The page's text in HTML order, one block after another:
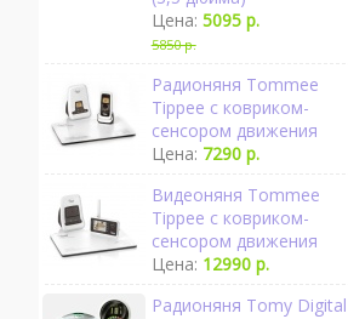
Цена: 5095 р.
5850 р.
Радионяня Tommee
Tippee с ковриком-
сенсором движения
Цена: 7290 р.
Видеоняня Tommee
Tippee с ковриком-
сенсором движения
Цена: 12990 р.
Радионяня Tomy Digital